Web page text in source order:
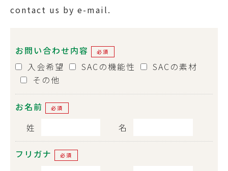
contact us by e-mail.
お問い合わせ内容 必須
入会希望 SACの機能性
SACの素材
その他
お名前 必須
姓 名
フリガナ 必須